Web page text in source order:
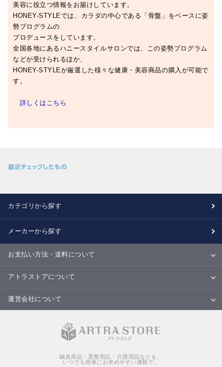
美容に役立つ情報をお届けしています。
HONEY-STYLEでは、カラダの中心である「骨盤」をベースに姿
勢プログラムの
プロデュースをしています。
全国各地にあるハニースタイルサロンでは、この姿勢プログラム
などが受けられるほか、
HONEY-STYLEが厳選した様々な健康・美容商品の購入が可能で
す。
詳しくはこちら
カテゴリから探す
メーカーから探す
お支払い方法・送料について
お支払い方法
送料について
配送・納期
キャンセル・返品・交換について
アトラストアについて
当サイトについて
ご利用規約
ご利用ガイド
Ｑ＆Ａ
商品のご提案について
運営会社について
特定商取引法に基づく表記
個人情報の取扱いについて
鍼灸用品・柔整用品・介護用品などを、
いつでも簡単にお求めやすい価格で。